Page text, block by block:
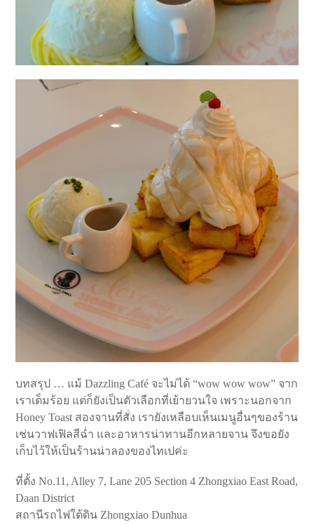
บทสรุป … แม้ Dazzling Café จะไม่ได้ “wow wow wow” จาก
เราเต็มร้อย แต่ก็ยังเป็นตัวเลือกที่เย้ายวนใจ เพราะนอกจาก
Honey Toast สองจานที่สั่ง เรายังเหลือบเห็นเมนูอื่นๆของร้าน
เช่นวาฟเฟิลสีฉ่ำ และอาหารน่าทานอีกหลายจาน จึงขอยัง
เก็บไว้ให้เป็นร้านน่าลองของไทเปค่ะ
ที่ตั้ง No.11, Alley 7, Lane 205 Section 4 Zhongxiao East Road,
Daan District
สถานีรถไฟใต้ดิน Zhongxiao Dunhua